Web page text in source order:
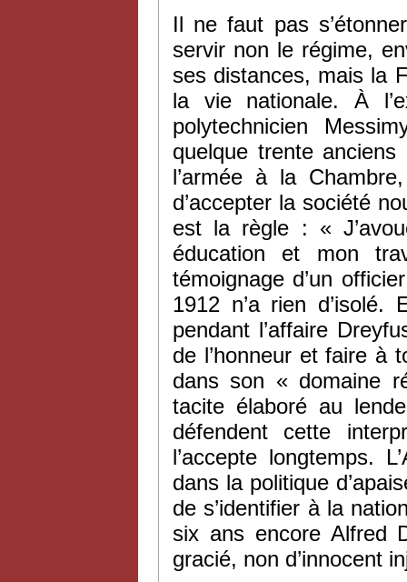
Il ne faut pas
servir non le régime,
ses distances, mais la
la vie nationale. À
polytechnicien
quelque trente
l’armée à la
d’accepter la société
est la règle : «
éducation et mon
témoignage d’un
1912 n’a rien
pendant l’affaire
de l’honneur et faire à
dans son « domaine
tacite élaboré au
défendent cette
l’accepte longtemps.
dans la politique
de s’identifier à la
six ans encore Alfred
gracié, non d’innocent